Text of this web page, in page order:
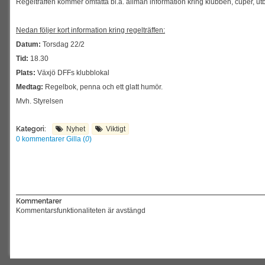
Regelträffen kommer omfatta bl.a. allmän information kring klubben, cuper,
Nedan följer kort information kring regelträffen:
Datum: Torsdag 22/2
Tid: 18.30
Plats: Växjö DFFs klubblokal
Medtag: Regelbok, penna och ett glatt humör.
Mvh. Styrelsen
Kategori: Nyhet
Viktigt
0 kommentarer Gilla (0)
Kommentarer
Kommentarsfunktionaliteten är avstängd